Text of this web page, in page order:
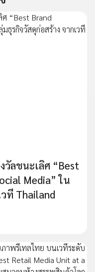
วัลชนะเลิศ “Best
Media” ใน
ที Thailand